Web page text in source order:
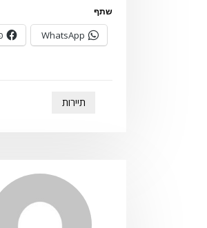
שתף
WhatsApp
תיירות